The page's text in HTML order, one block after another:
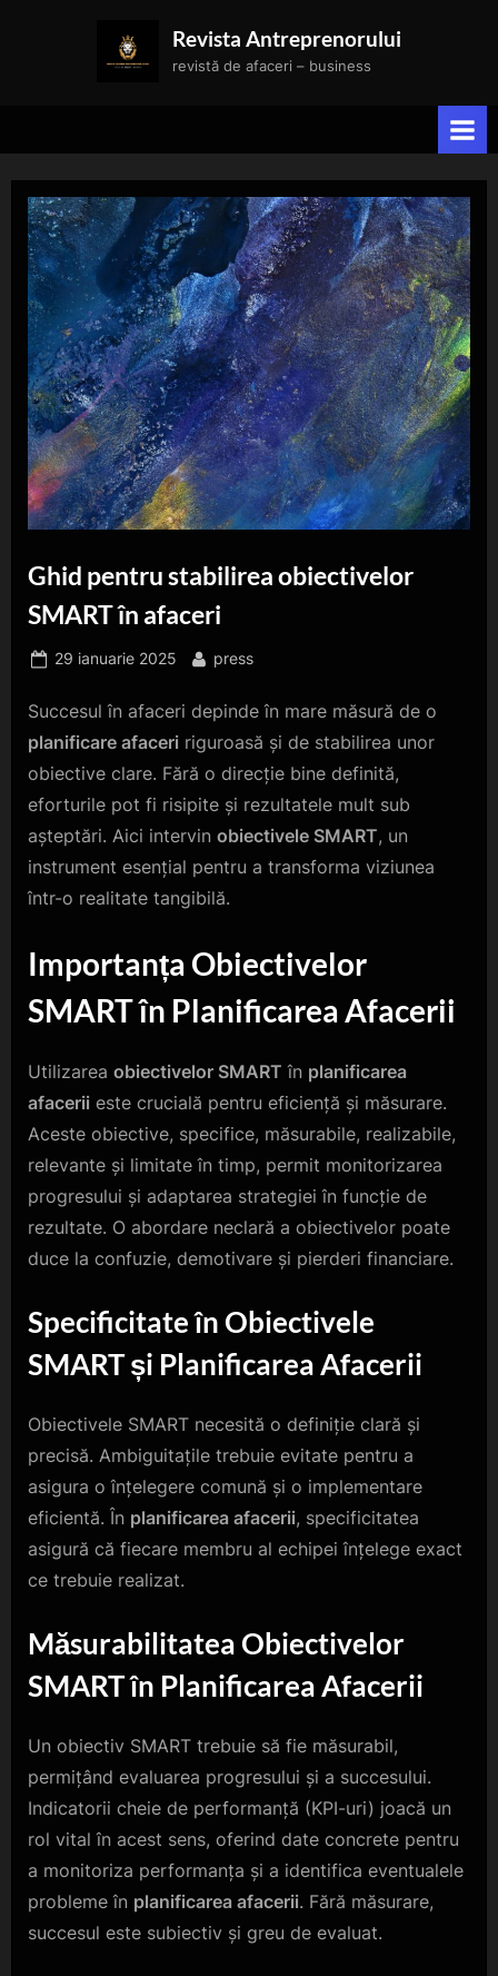
Revista Antreprenorului
revistă de afaceri – business
Ghid pentru stabilirea obiectivelor
SMART în afaceri
Posted
29 ianuarie 2025 By
press
Succesul în afaceri depinde în mare măsură de o
planificare afaceri riguroasă și de stabilirea unor
obiective clare. Fără o direcție bine definită,
eforturile pot fi risipite și rezultatele mult sub
așteptări. Aici intervin obiectivele SMART, un
instrument esențial pentru a transforma viziunea
într-o realitate tangibilă.
Importanța Obiectivelor
SMART în Planificarea Afacerii
Utilizarea obiectivelor SMART în planificarea
afacerii este crucială pentru eficiență și măsurare.
Aceste obiective, specifice, măsurabile, realizabile,
relevante și limitate în timp, permit monitorizarea
progresului și adaptarea strategiei în funcție de
rezultate. O abordare neclară a obiectivelor poate
duce la confuzie, demotivare și pierderi financiare.
Specificitate în Obiectivele
SMART și Planificarea Afacerii
Obiectivele SMART necesită o definiție clară și
precisă. Ambiguitațile trebuie evitate pentru a
asigura o înțelegere comună și o implementare
eficientă. În planificarea afacerii, specificitatea
asigură că fiecare membru al echipei înțelege exact
ce trebuie realizat.
Măsurabilitatea Obiectivelor
SMART în Planificarea Afacerii
Un obiectiv SMART trebuie să fie măsurabil,
permițând evaluarea progresului și a succesului.
Indicatorii cheie de performanță (KPI-uri) joacă un
rol vital în acest sens, oferind date concrete pentru
a monitoriza performanța și a identifica eventualele
probleme în planificarea afacerii. Fără măsurare,
succesul este subiectiv și greu de evaluat.